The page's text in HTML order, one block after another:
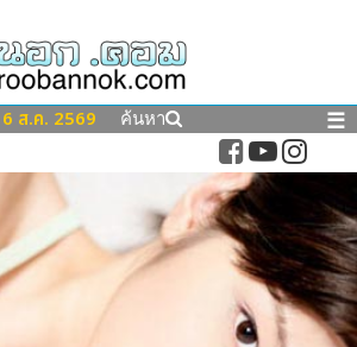
6 ส.ค. 2569 ค้นหา ☰